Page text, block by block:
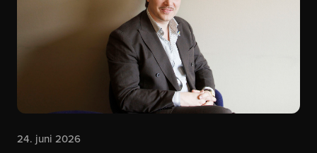
24. juni 2026